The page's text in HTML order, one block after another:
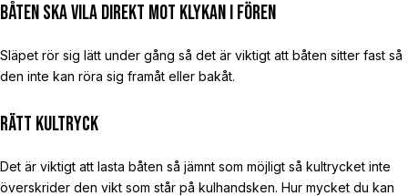
Båten ska vila direkt mot klykan i fören
Släpet rör sig lätt under gång så det är viktigt att båten sitter fast så
den inte kan röra sig framåt eller bakåt.
Rätt kultryck
Det är viktigt att lasta båten så jämnt som möjligt så kultrycket inte
överskrider den vikt som står på kulhandsken. Hur mycket du kan